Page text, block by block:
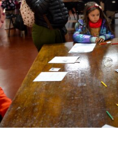
de material
Desde OSSE
cloacal
protección
utilización de pozos
preservar las napas